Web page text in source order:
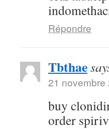
Répondre
Tbthae
21 novembre
buy
order